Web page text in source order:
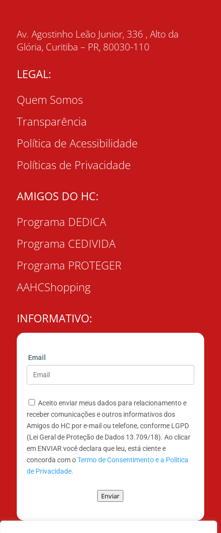
Av. Agostinho Leão Junior, 336 , Alto da
Glória, Curitiba – PR, 80030-110
LEGAL:
Quem Somos
Transparência
Política de Acessibilidade
Políticas de Privacidade
AMIGOS DO HC:
Programa DEDICA
Programa CEDIVIDA
Programa PROTEGER
AAHCShopping
INFORMATIVO:
Email
Aceito enviar meus dados para relacionamento e
receber comunicações e outros informativos dos
Amigos do HC por e-mail ou telefone, conforme LGPD
(Lei Geral de Proteção de Dados 13.709/18). Ao clicar
em ENVIAR você declara que leu, está ciente e
concorda com oTermo de Consentimento e a Política
de Privacidade.
Enviar